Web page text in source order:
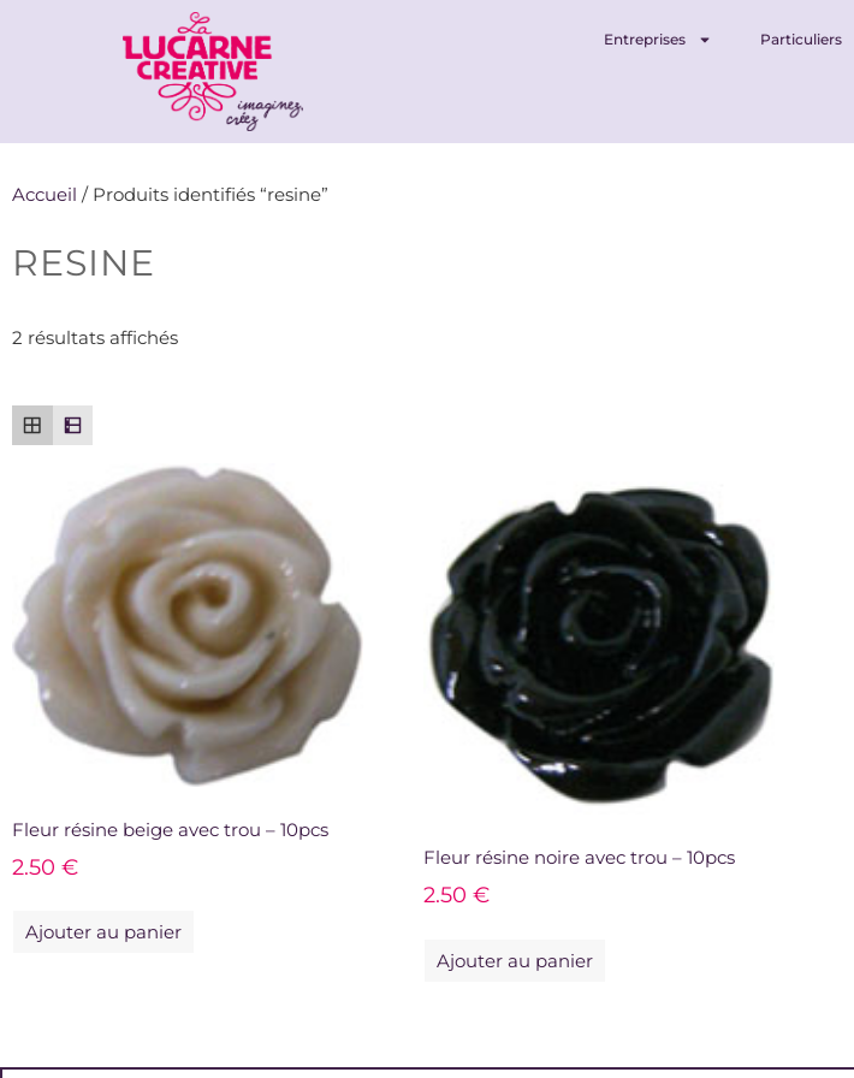
Entreprises Particuliers
Accueil / Produits identifiés “resine”
RESINE
2 résultats affichés
Fleur résine beige avec trou – 10pcs
2.50 €
Ajouter au panier
Fleur résine noire avec trou – 10pcs
2.50€
Ajouter au panier